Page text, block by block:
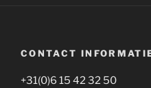
CONTACT
+31(0)6 15 42 32 50